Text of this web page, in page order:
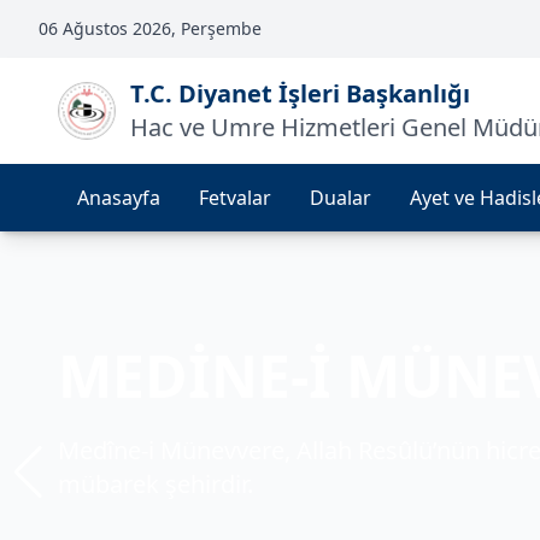
06 Ağustos 2026, Perşembe
T.C. Diyanet İşleri Başkanlığı
Hac ve Umre Hizmetleri Genel
Anasayfa Fetvalar Dualar Ayet ve